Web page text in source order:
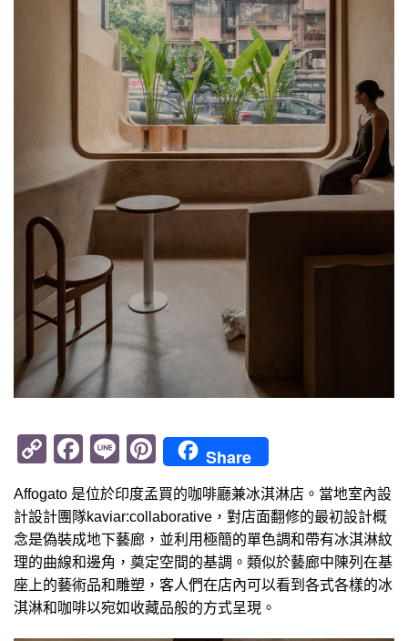
Copy
Link
Facebook
LinePinterest
Share
Affogato 是位於印度孟買的咖啡廳兼冰淇淋店。當地室內設
計設計團隊kaviar:collaborative，對店面翻修的最初設計概
念是偽裝成地下藝廊，並利用極簡的單色調和帶有冰淇淋紋
理的曲線和邊角，奠定空間的基調。類似於藝廊中陳列在基
座上的藝術品和雕塑，客人們在店內可以看到各式各樣的冰
淇淋和咖啡以宛如收藏品般的方式呈現。